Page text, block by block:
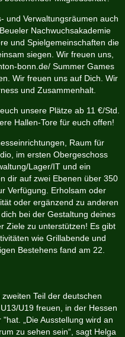
und Verwaltungsräumen auch
Nachwuchsakademie
und Spielgemeinschaften die
siegen. Wir freuen uns,
bonn.de/ Summer Games
Wir freuen uns auf Dich. Wir
und Zusammenhalt.
unsere Plätze ab 11 €/Std.
Hallen-Tore für euch offen!
Raum für
im ersten Obergeschoss
Lager/IT und ein
dir auf zwei Ebenen über 350
Verfügung. Erholsam oder
oder ergänzend zu anderen
bei der Gestaltung deines
Ziele zu unterstützen! Es gibt
wie Grillabende und
Bestehens fand am 22.
Teil der deutschen
U19 freuen, in der Hessen
„Die Ausstellung wird an
zu sehen sein“, sagt Helga